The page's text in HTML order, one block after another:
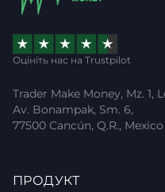
Оцініть нас на Trustpilot
Trader Make Money, Mz. 1,
Av. Bonampak, Sm. 6,
77500 Cancún, Q.R., Mexico
ПРОДУКТ